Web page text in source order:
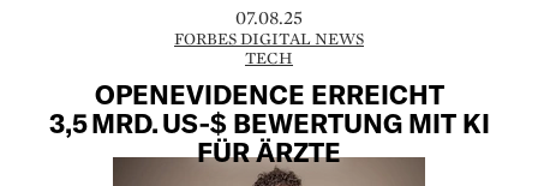
07.08.25
FORBES DIGITAL NEWS
TECH
OPENEVIDENCE ERREICHT
3,5 MRD. US‑$ BEWERTUNG MIT KI
FÜR ÄRZTE